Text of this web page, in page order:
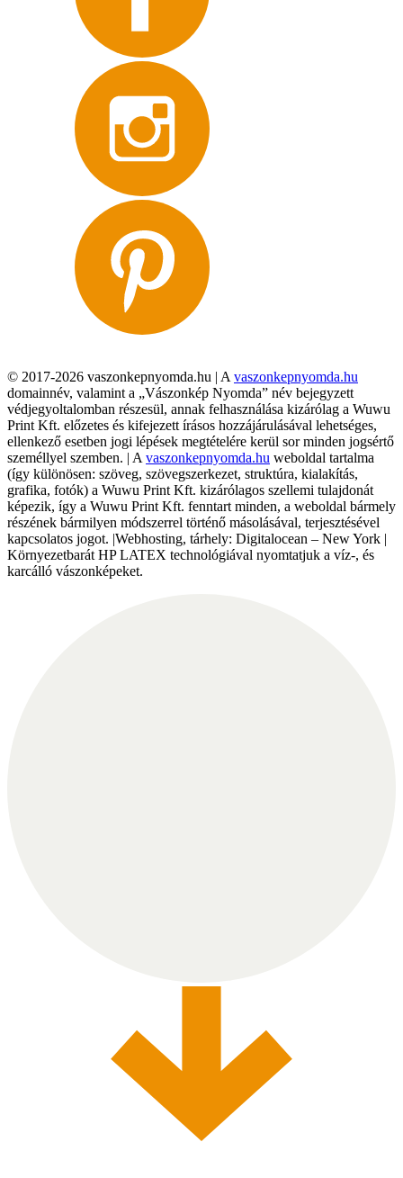
© 2017-2026 vaszonkepnyomda.hu | A vaszonkepnyomda.hu
domainnév, valamint a „Vászonkép Nyomda” név bejegyzett
védjegyoltalomban részesül, annak felhasználása kizárólag a Wuwu
Print Kft. előzetes és kifejezett írásos hozzájárulásával lehetséges,
ellenkező esetben jogi lépések megtételére kerül sor minden jogsértő
személlyel szemben. | A vaszonkepnyomda.hu weboldal tartalma
(így különösen: szöveg, szövegszerkezet, struktúra, kialakítás,
grafika, fotók) a Wuwu Print Kft. kizárólagos szellemi tulajdonát
képezik, így a Wuwu Print Kft. fenntart minden, a weboldal bármely
részének bármilyen módszerrel történő másolásával, terjesztésével
kapcsolatos jogot. |Webhosting, tárhely: Digitalocean – New York |
Környezetbarát HP LATEX technológiával nyomtatjuk a víz-, és
karcálló vászonképeket.